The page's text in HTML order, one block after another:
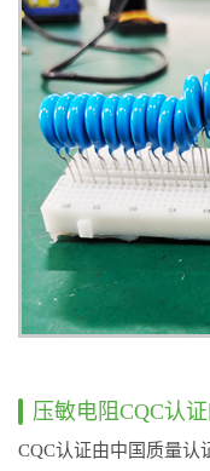
压敏电阻CQC认
CQC认证由中国质量认